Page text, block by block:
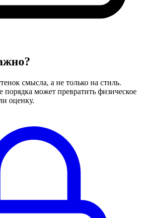
смысла, а не только на стиль.
может превратить физическое
оценку.